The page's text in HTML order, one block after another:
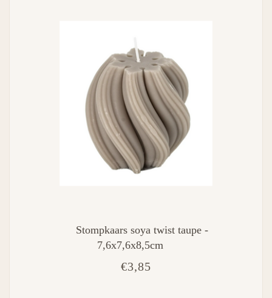
Stompkaars soya twist taupe -
7,6x7,6x8,5cm
€3,85